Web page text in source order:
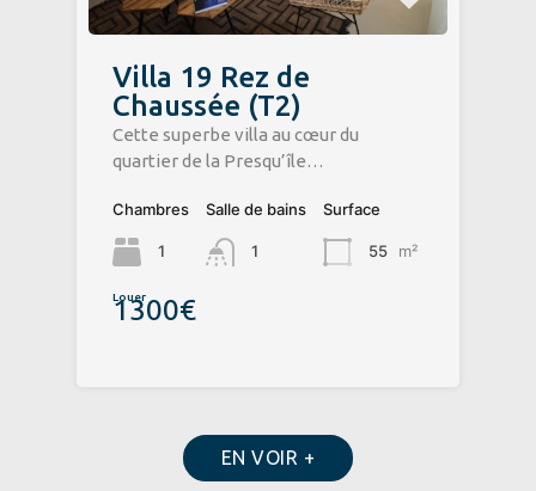
Villa 19 Rez de
Chaussée (T2)
​Cette superbe villa au cœur du
quartier de la Presqu’île…
Chambres
1
Salle de bains
1
Surface
55 m²
Louer
1300€
EN VOIR +